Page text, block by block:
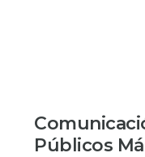
Públicos